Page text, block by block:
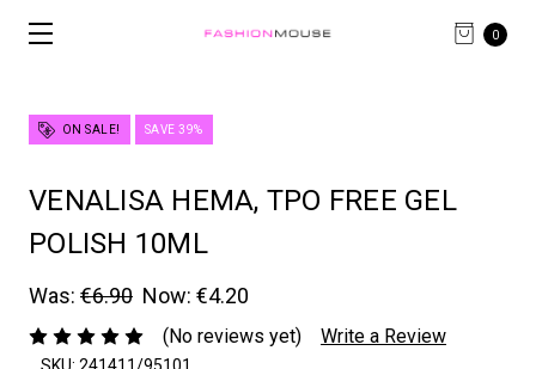
0
ON SALE! SAVE 39%
VENALISA HEMA, TPO FREE GEL
POLISH 10ML
Was: €6.90 Now: €4.20
(No reviews yet) Write a Review